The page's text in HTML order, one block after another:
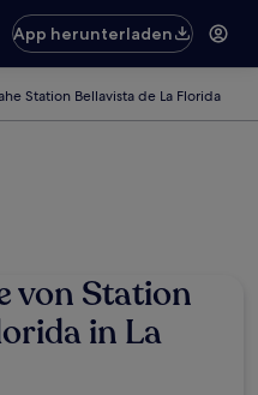
App herunterladen
Station Bellavista de La Florida
von Station
in La